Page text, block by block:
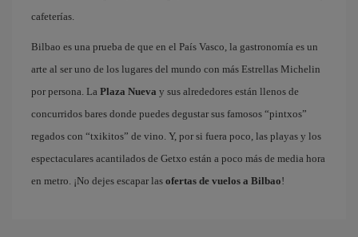
cafeterías.
Bilbao es una prueba de que en el País Vasco, la gastronomía es un
arte al ser uno de los lugares del mundo con más Estrellas Michelin
por persona. La Plaza Nueva y sus alrededores están llenos de
concurridos bares donde puedes degustar sus famosos “pintxos”
regados con “txikitos” de vino. Y, por si fuera poco, las playas y los
espectaculares acantilados de Getxo están a poco más de media hora
en metro. ¡No dejes escapar las ofertas de vuelos a Bilbao!